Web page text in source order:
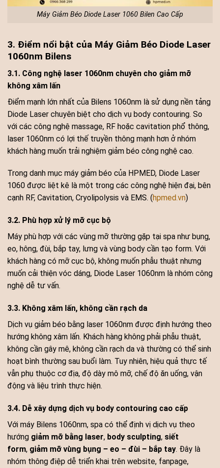
Máy Giảm Béo Diode Laser 1060 Bilen Cao Cấp
3. Điểm nổi bật của Máy Giảm Béo Diode Laser
1060nm Bilens
3.1. Công nghệ laser 1060nm chuyên cho giảm mỡ
không xâm lấn
Điểm mạnh lớn nhất của Bilens 1060nm là sử dụng nền tảng
Diode Laser chuyên biệt cho dịch vụ body contouring. So
với các công nghệ massage, RF hoặc cavitation phổ thông,
laser 1060nm có lợi thế truyền thông mạnh hơn ở nhóm
khách hàng muốn trải nghiệm giảm béo công nghệ cao.
Trong danh mục máy giảm béo của HPMED, Diode Laser
1060 được liệt kê là một trong các công nghệ hiện đại, bên
cạnh RF, Cavitation, Cryolipolysis và EMS. (hpmed.vn)
3.2. Phù hợp xử lý mỡ cục bộ
Máy phù hợp với các vùng mỡ thường gặp tại spa như bụng,
eo, hông, đùi, bắp tay, lưng và vùng body cần tạo form. Với
khách hàng có mỡ cục bộ, không muốn phẫu thuật nhưng
muốn cải thiện vóc dáng, Diode Laser 1060nm là nhóm công
nghệ dễ tư vấn.
3.3. Không xâm lấn, không cần rạch da
Dịch vụ giảm béo bằng laser 1060nm được định hướng theo
hướng không xâm lấn. Khách hàng không phải phẫu thuật,
không cần gây mê, không cần rạch da và thường có thể sinh
hoạt bình thường sau buổi làm. Tuy nhiên, hiệu quả thực tế
vẫn phụ thuộc cơ địa, độ dày mô mỡ, chế độ ăn uống, vận
động và liệu trình thực hiện.
3.4. Dễ xây dựng dịch vụ body contouring cao cấp
Với máy Bilens 1060nm, spa có thể định vị dịch vụ theo
hướng giảm mỡ bằng laser, body sculpting, siết
form, giảm mỡ vùng bụng – eo – đùi – bắp tay. Đây là
nhóm thông điệp dễ triển khai trên website, fanpage,